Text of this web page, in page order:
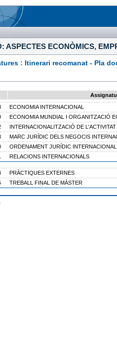
ASPECTES ECONÒMICS,
: Itinerari recomanat - Pla
ECONOMIA INTERNACIONAL
ECONOMIA MUNDIAL I ORGANITZACIÓ
INTERNACIONALITZACIÓ DE
MARC JURÍDIC DELS NEGOCIS
ORDENAMENT JURÍDIC INTERNACIONAL
RELACIONS INTERNACIONALS
PRÀCTIQUES EXTERNES
TREBALL FINAL DE MÀSTER